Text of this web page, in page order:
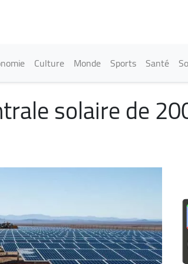
Culture Monde Sports Santé
solaire de